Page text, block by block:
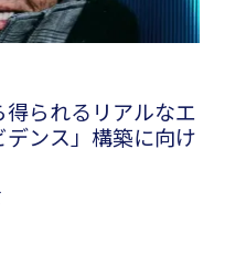
られるリアルなエ
ンス」構築に向け